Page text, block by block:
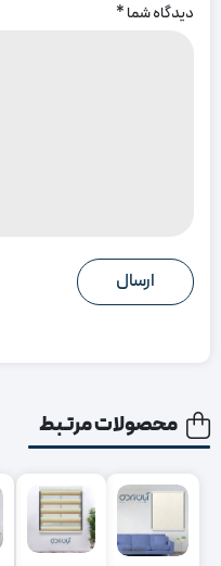
دیدگاه شما*
محصولات مرتبط